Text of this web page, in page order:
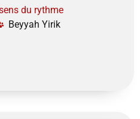
du rythme
Beyyah Yirik